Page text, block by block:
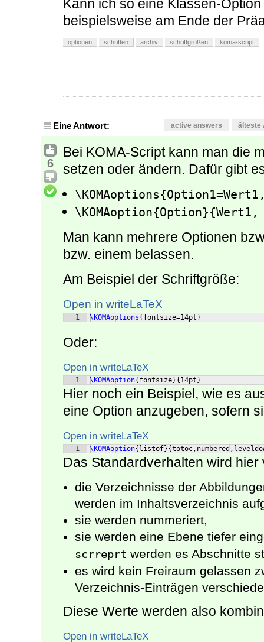
Kann ich so eine Klassen-
beispielsweise am Ende der
optionen schriften archiv schriftgrößen koma-script
Eine Antwort: active answers älteste
6
Bei KOMA-Script kann man die
setzen oder ändern. Dafür gibt
Man kann mehrere Optionen
bzw. einem belassen.
Am Beispiel der Schriftgröße:
Open in writeLaTeX
1 \KOMAoptions{ fontsize=14pt }
Oder:
Open in writeLaTeX
1 \KOMAoption{ fontsize}{ 14pt }
Hier noch ein Beispiel, wie es
eine Option anzugeben, sofern
Open in writeLaTeX
1 \KOMAoption{ listof}{
Das Standardverhalten wird hier
die Verzeichnisse der
werden im Inhaltsverzeichnis
sie werden nummeriert,
sie werden eine Ebene tiefer
scrreprt werden es Abschnitte
es wird kein Freiraum gelassen
Verzeichnis-Einträgen
Diese Werte werden also
Open in writeLaTeX